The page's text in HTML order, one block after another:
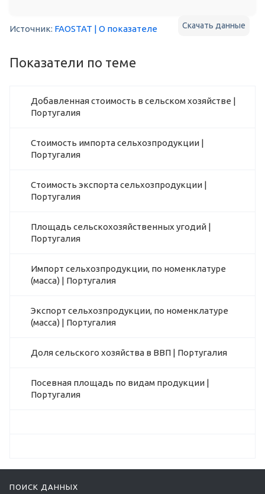
Скачать данные
Источник: FAOSTAT | О показателе
Показатели по теме
Добавленная стоимость в сельском хозяйстве |
Португалия
Стоимость импорта сельхозпродукции |
Португалия
Стоимость экспорта сельхозпродукции |
Португалия
Площадь сельскохозяйственных угодий |
Португалия
Импорт сельхозпродукции, по номенклатуре
(масса) | Португалия
Экспорт сельхозпродукции, по номенклатуре
(масса) | Португалия
Доля сельского хозяйства в ВВП | Португалия
Посевная площадь по видам продукции |
Португалия
ПОИСК ДАННЫХ